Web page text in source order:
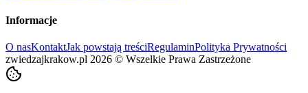
Informacje
O nasKontaktJak powstają treściRegulaminPolityka Prywatności
zwiedzajkrakow.pl 2026 © Wszelkie Prawa Zastrzeżone